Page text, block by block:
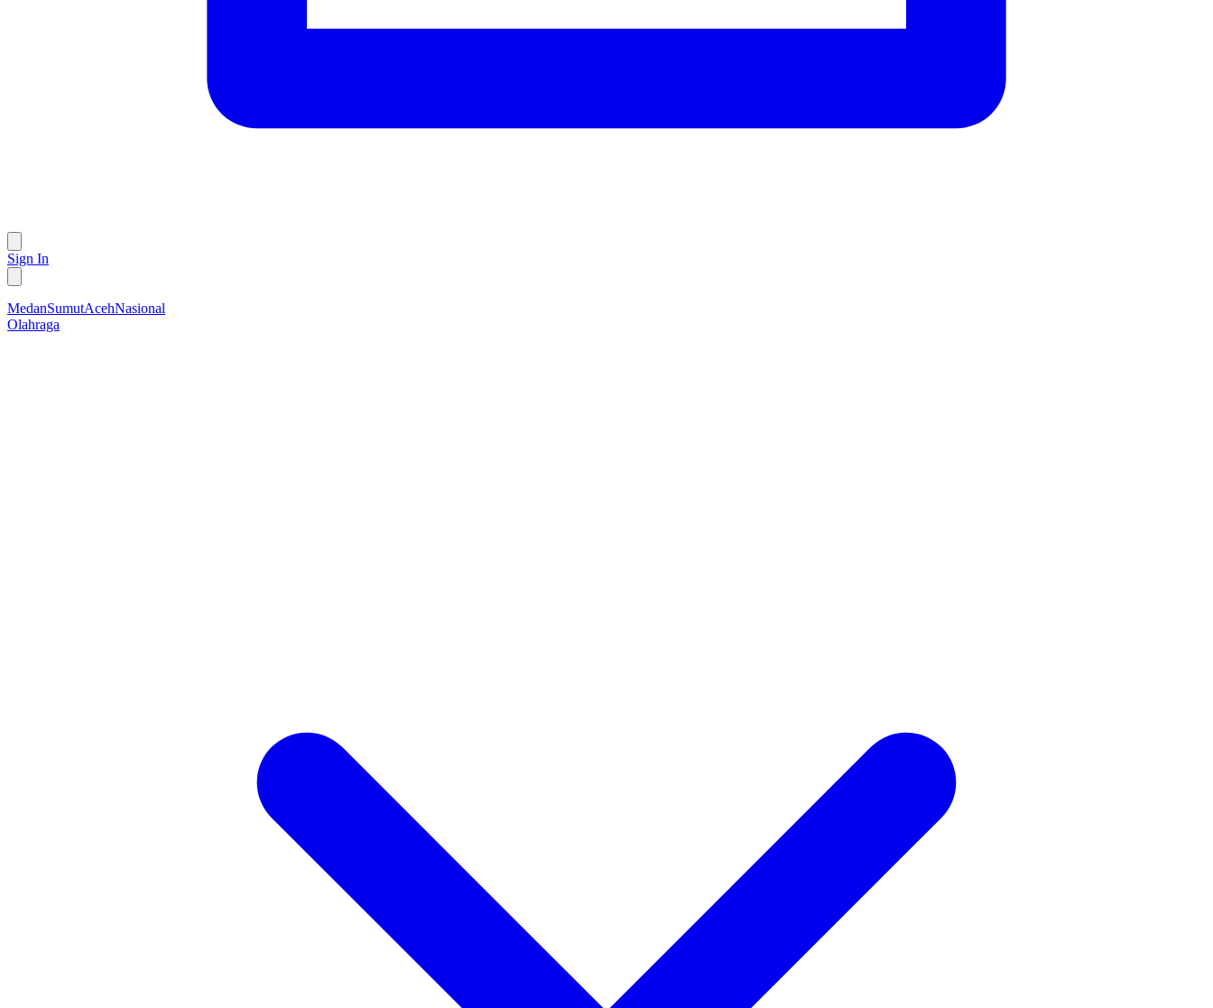
Sign In
MedanSumutAcehNasional
Olahraga